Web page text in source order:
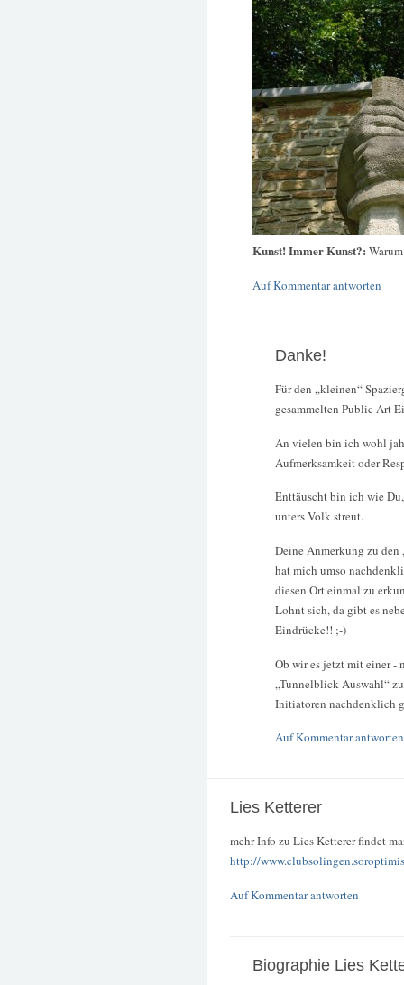
Kunst! Immer Kunst?:
Auf Kommentar antworten
Danke!
Für den „kleinen“
gesammelten Public Art
An vielen bin ich wohl
Aufmerksamkeit oder
Enttäuscht bin ich wie
unters Volk streut.
Deine Anmerkung zu den
hat mich umso
diesen Ort einmal zu
Lohnt sich, da gibt es
Eindrücke!! ;-)
Ob wir es jetzt mit einer -
„Tunnelblick-Auswahl“
Initiatoren nachdenklich
Auf Kommentar antworten
Lies Ketterer
mehr Info zu Lies Ketterer findet
http://
Auf Kommentar antworten
Biographie Lies